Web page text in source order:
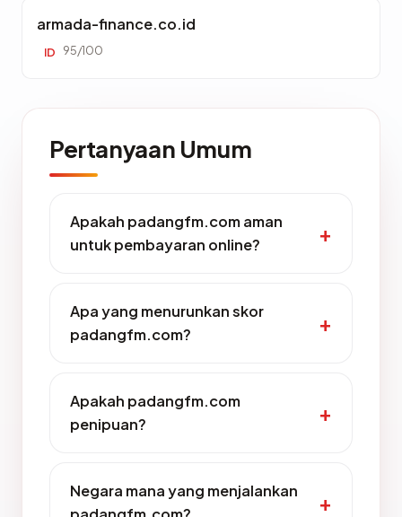
armada-finance.co.id
ID 95/100
Pertanyaan Umum
Apakah padangfm.com aman
untuk pembayaran online?
Apa yang menurunkan skor
padangfm.com?
Apakah padangfm.com
penipuan?
Negara mana yang menjalankan